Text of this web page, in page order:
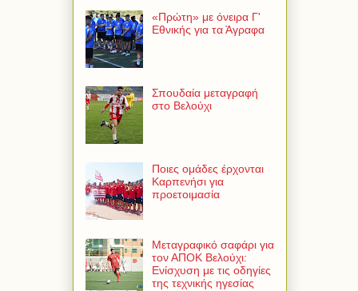
«Πρώτη» με όνειρα Γ'
Εθνικής για τα Άγραφα
Σπουδαία μεταγραφή
στο Βελούχι
Ποιες ομάδες έρχονται
Καρπενήσι για
προετοιμασία
Μεταγραφικό σαφάρι για
τον ΑΠΟΚ Βελούχι:
Ενίσχυση με τις οδηγίες
της τεχνικής ηγεσίας